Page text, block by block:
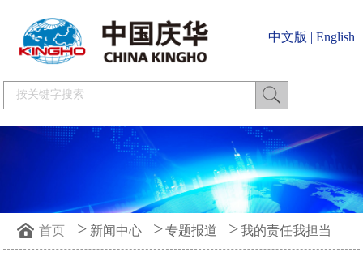
中文版 | English
首页 > 新闻中心 > 专题报道 > 我的责任我担当